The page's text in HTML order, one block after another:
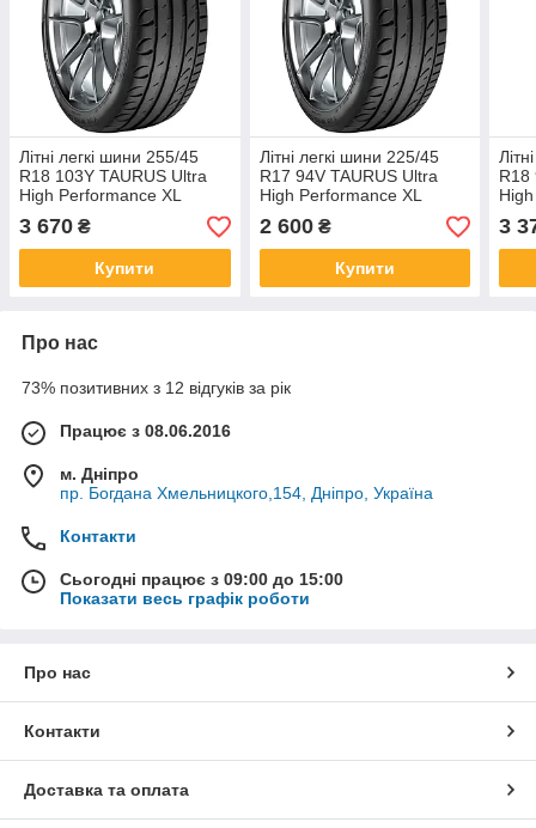
Літні легкі шини 255/45
R18 103Y TAURUS Ultra
High Performance XL
3 670 ₴
Купити
Літні легкі шини 225/45
R17 94V TAURUS Ultra
High Performance XL
2 600₴
Купити
R18
3
Про нас
73% позитивних з 12 відгуків за рік
Працює з 08.06.2016
м. Дніпро
пр. Богдана Хмельницкого,154, Дніпро, Україна
Контакти
Сьогодні працює з 09:00 до 15:00
Показати весь графік роботи
Про нас
Контакти
Доставка та оплата